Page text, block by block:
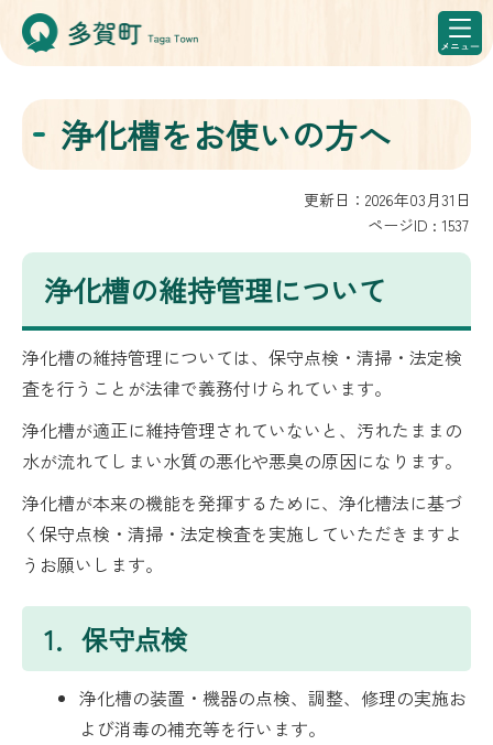
浄化槽をお使いの方へ
更新日：2026年03月31日
ページID : 1537
浄化槽の維持管理について
浄化槽の維持管理については、保守点検・清掃・法定検
査を行うことが法律で義務付けられています。
浄化槽が適正に維持管理されていないと、汚れたままの
水が流れてしまい水質の悪化や悪臭の原因になります。
浄化槽が本来の機能を発揮するために、浄化槽法に基づ
く保守点検・清掃・法定検査を実施していただきますよ
うお願いします。
1．保守点検
浄化槽の装置・機器の点検、調整、修理の実施お
よび消毒の補充等を行います。